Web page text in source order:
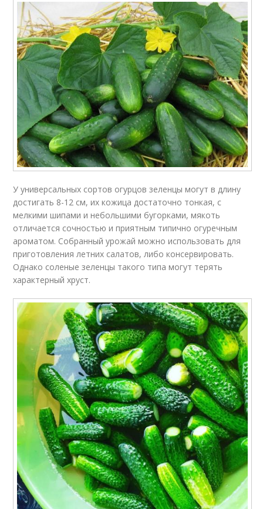
У универсальных сортов огурцов зеленцы могут в длину
достигать 8-12 см, их кожица достаточно тонкая, с
мелкими шипами и небольшими бугорками, мякоть
отличается сочностью и приятным типично огуречным
ароматом. Собранный урожай можно использовать для
приготовления летних салатов, либо консервировать.
Однако соленые зеленцы такого типа могут терять
характерный хруст.